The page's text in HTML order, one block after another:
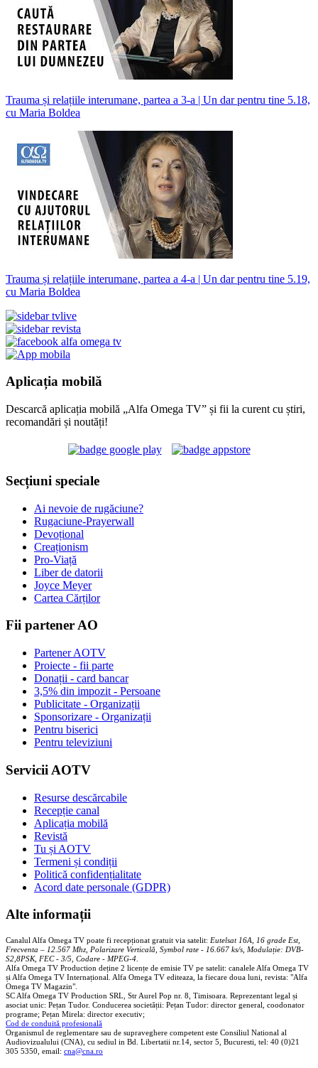
Trauma și relațiile interumane, partea a 3-a | Un dar pentru tine 5.18,
cu Maria Boldea
Trauma și relațiile interumane, partea a 4-a | Un dar pentru tine 5.19,
cu Maria Boldea
Aplicația mobilă
Descarcă aplicația mobilă „Alfa Omega TV” și fii la curent cu știri,
recomandări și noutăți!
Secțiuni speciale
Ai nevoie de rugăciune?
Rugaciune-Prayerwall
Devoțional
Creaționism
Pro-Viață
Liber de datorii
Joyce Meyer
Cartea Cărților
Fii partener AO
Partener AOTV
Proiecte - fii parte
Donații - card bancar
3,5% din impozit - Persoane
Publicitate - Organizații
Sponsorizare - Organizații
Pentru biserici
Pentru televiziuni
Servicii AOTV
Resurse descărcabile
Recepție canal
Aplicația mobilă
Revistă
Tu și AOTV
Termeni și condiții
Politică confidențialitate
Acord date personale (GDPR)
Alte informații
Canalul Alfa Omega TV poate fi recepționat gratuit via satelit: Eutelsat 16A, 16 grade Est,
Frecventa – 12.567 Mhz, Polarizare Verticală, Symbol rate - 16.667 ks/s, Modulație: DVB-
S2,8PSK, FEC - 3/5, Codare - MPEG-4
Alfa Omega TV Production deține 2 licențe de emisie TV pe satelit: canalele Alfa Omega TV
și Alfa Omega TV Internațional. Alfa Omega TV editeaza, la fiecare doua luni, revista: "Alfa
Omega TV Magazin".
SC Alfa Omega TV Production SRL, Str Aurel Pop nr. 8, Timisoara. Reprezentant legal și
asociat unic: Pețan Tudor. Conducerea societății: Pețan Tudor: director general, coodonator
programe; Pețan Mirela: director executiv;
Cod de conduită profesională
Organismul de reglementare sau de supraveghere competent este Consiliul National al
Audiovizualului (CNA), cu sediul in Bd. Libertatii nr.14, sector 5, Bucuresti, tel: 40 (0)21
305 5350, email: cna@cna.ro